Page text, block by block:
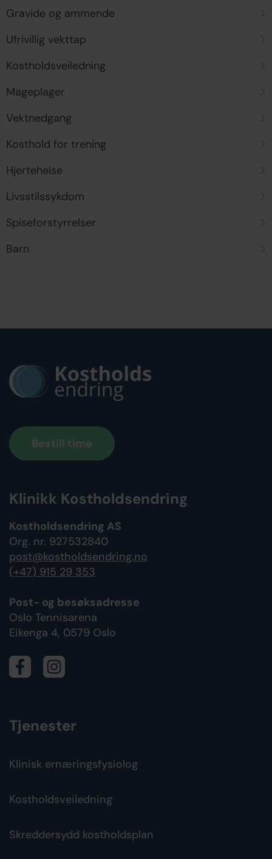
Gravide og ammende
Ufrivillig vekttap
Kostholdsveiledning
Mageplager
Vektnedgang
Kosthold for trening
Hjertehelse
Livsstilssykdom
Spiseforstyrrelser
Barn
Bestill time
Klinikk Kostholdsendring
Kostholdsendring AS
Org. nr. 927532840
post@kostholdsendring.no
(+47) 915 29 353
Post- og besøksadresse
Oslo Tennisarena
Eikenga 4, 0579 Oslo
Tjenester
Klinisk ernæringsfysiolog
Kostholdsveiledning
Skreddersydd kostholdsplan